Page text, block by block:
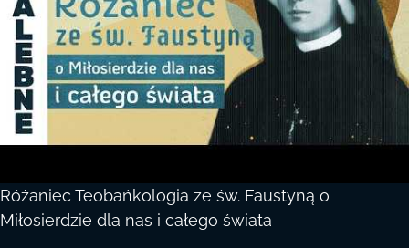
Różaniec Teobańkologia ze św. Faustyną o
Miłosierdzie dla nas i całego świata